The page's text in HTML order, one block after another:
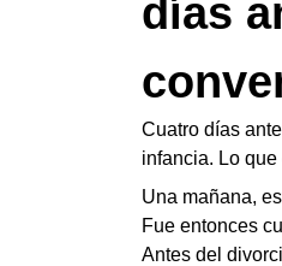
días
Cuatro días
infancia. Lo
Una mañana,
Fue entonces
Antes del